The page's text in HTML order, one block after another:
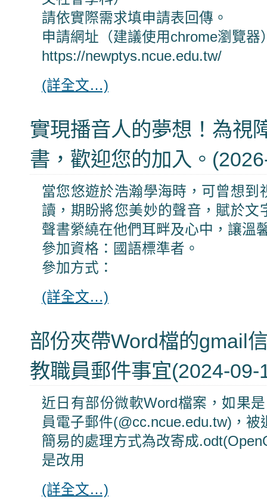
請依實際需求填申請表回傳。
申請網址（建議使用chrome瀏覽器
https://newptys.ncue.edu.tw/
(詳全文…)
實現播音人的夢想！為視
書，歡迎您的加入。
當您悠遊於浩瀚學海時，可曾想到
讀，期盼將您美妙的聲音，賦於文
聲書縈繞在他們耳畔及心中，讓溫
參加資格：國語標準者。
參加方式：
(詳全文…)
部份夾帶Word檔的gmail
教職員郵件事宜(2024-09-
近日有部份微軟Word檔案，如果
員電子郵件(@cc.ncue.edu.tw)，被
簡易的處理方式為改寄成
是改用
(詳全文…)